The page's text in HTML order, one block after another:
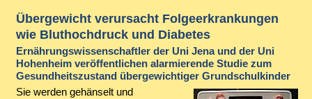
Übergewicht verursacht Folgeerkrankungen
wie Bluthochdruck und Diabetes
Ernährungswissenschaftler der Uni Jena und der Uni
Hohenheim veröffentlichen alarmierende Studie zum
Gesundheitszustand übergewichtiger Grundschulkinder
Sie werden gehänselt und